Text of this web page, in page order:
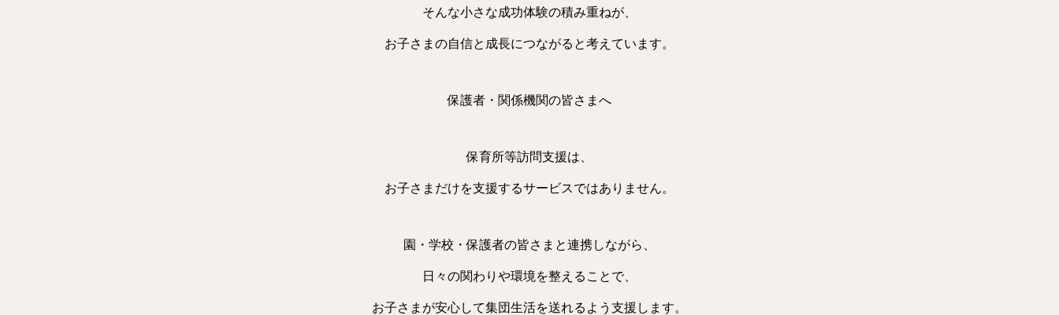
そんな小さな成功体験の積み重ねが、
お子さまの自信と成長につながると考えています。
保護者・関係機関の皆さまへ
保育所等訪問支援は、
お子さまだけを支援するサービスではありません。
園・学校・保護者の皆さまと連携しながら、
日々の関わりや環境を整えることで、
お子さまが安心して集団生活を送れるよう支援します。